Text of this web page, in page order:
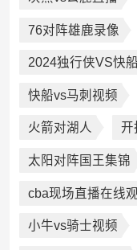
76对阵雄鹿录像
2024独行侠VS快
快船vs马刺视频
火箭对湖人 开
太阳对阵国王集锦
cba现场直播在线
小牛vs骑士视频